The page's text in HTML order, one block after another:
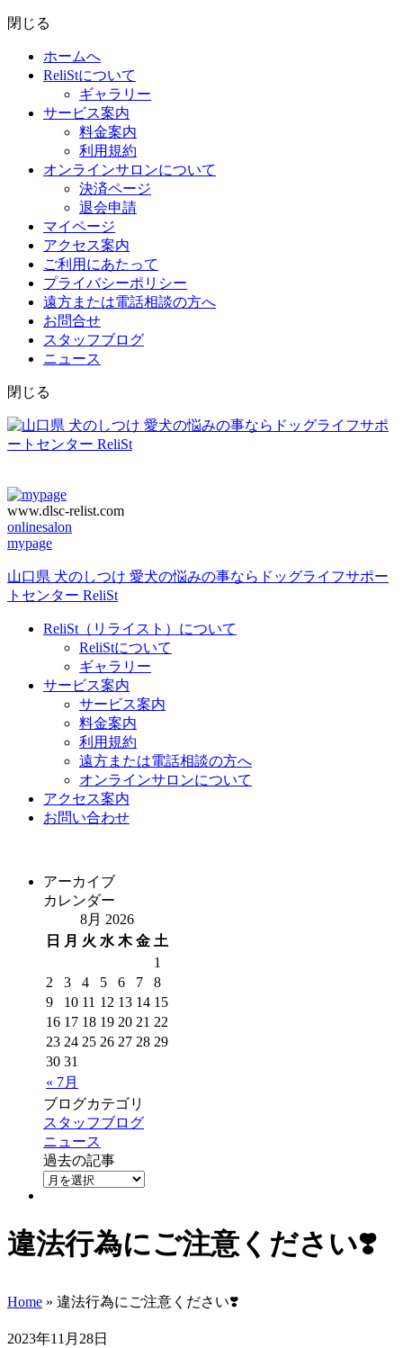
閉じる
ホームへ
ReliStについて
ギャラリー
サービス案内
料金案内
利用規約
オンラインサロンについて
決済ページ
退会申請
マイページ
アクセス案内
ご利用にあたって
プライバシーポリシー
遠方または電話相談の方へ
お問合せ
スタッフブログ
ニュース
閉じる
www.dlsc-relist.com
onlinesalon
mypage
山口県 犬のしつけ 愛犬の悩みの事ならドッグライフサポー
トセンター ReliSt
ReliSt（リライスト）について
ReliStについて
ギャラリー
サービス案内
サービス案内
料金案内
利用規約
遠方または電話相談の方へ
オンラインサロンについて
アクセス案内
お問い合わせ
アーカイブ
カレンダー
8月 2026
日
月 火 水 木 金 土
« 7月
1
2
3 4 5 6 7
8
9
10 11 12 13 14 15
16 17 18 19 20 21 22
23 24 25 26 27 28 29
30 31
ブログカテゴリ
スタッフブログ
ニュース
過去の記事
違法行為にご注意ください❣️
Home » 違法行為にご注意ください❣️
2023年11月28日